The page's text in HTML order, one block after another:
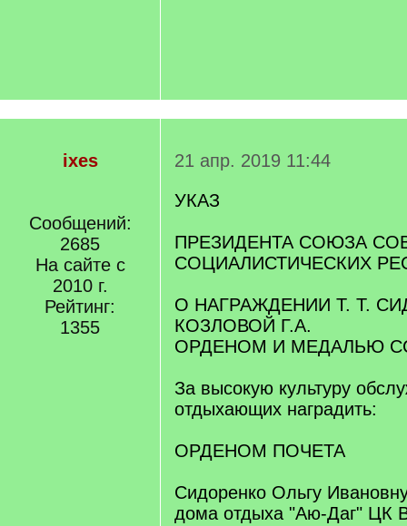
ixes
Сообщений:
2685
На сайте с
2010 г.
Рейтинг:
1355
21 апр. 2019 11:44
УКАЗ
ПРЕЗИДЕНТА СОЮЗА
СОЦИАЛИСТИЧЕСКИХ
О НАГРАЖДЕНИИ Т. Т.
КОЗЛОВОЙ Г.А.
ОРДЕНОМ И МЕДАЛЬЮ
За высокую культуру
отдыхающих наградить:
ОРДЕНОМ ПОЧЕТА
Сидоренко Ольгу
дома отдыха "Аю-Даг" ЦК